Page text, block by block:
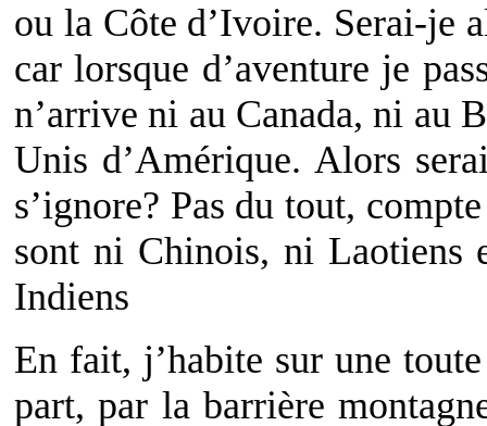
ou la Côte d’Ivoire. Serai-je
car lorsque d’aventure je
n’arrive ni au Canada, ni au
Unis d’Amérique. Alors
s’ignore? Pas du tout,
sont ni Chinois, ni Laotiens
Indiens
En fait, j’habite sur une
part, par la barrière